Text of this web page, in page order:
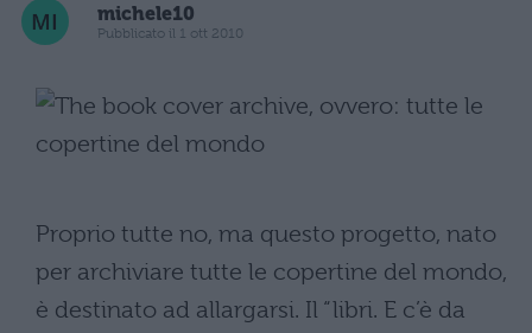
michele10
Pubblicato il 1 ott 2010
Proprio tutte no, ma questo progetto, nato
per archiviare tutte le copertine del mondo,
è destinato ad allargarsi. Il “libri. E c’è da